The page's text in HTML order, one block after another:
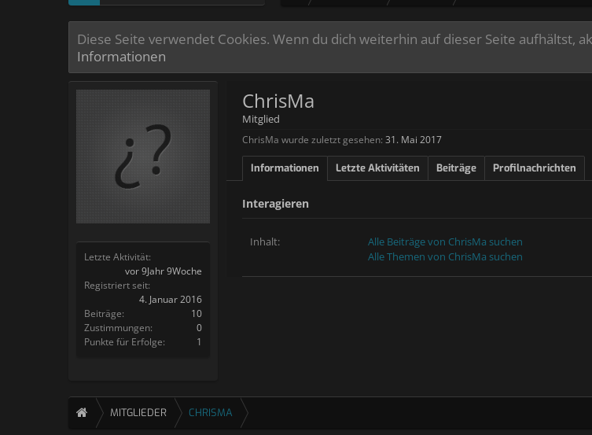
Diese Seite verwendet Cookies. Wenn du dich weiterhin auf dieser Seite aufhältst,
Informationen
Letzte Aktivität:
vor 9Jahr 9Woche
Registriert seit:
4. Januar 2016
Beiträge:
10
Zustimmungen:
0
Punkte für Erfolge:
1
ChrisMa
Mitglied
ChrisMa wurde zuletzt gesehen: 31. Mai 2017
Informationen Letzte Aktivitäten Beiträge Profilnachrichten
Interagieren
Inhalt:
Alle Beiträge von ChrisMa suchen
Alle Themen von ChrisMa suchen
MITGLIEDER CHRISMA